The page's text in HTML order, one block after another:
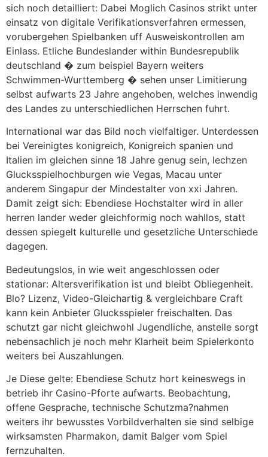
sich noch detailliert: Dabei Moglich Casinos strikt unter
einsatz von digitale Verifikationsverfahren ermessen,
vorubergehen Spielbanken uff Ausweiskontrollen am
Einlass. Etliche Bundeslander within Bundesrepublik
deutschland � zum beispiel Bayern weiters
Schwimmen-Wurttemberg � sehen unser Limitierung
selbst aufwarts 23 Jahre angehoben, welches inwendig
des Landes zu unterschiedlichen Herrschen fuhrt.
International war das Bild noch vielfaltiger. Unterdessen
bei Vereinigtes konigreich, Konigreich spanien und
Italien im gleichen sinne 18 Jahre genug sein, lechzen
Glucksspielhochburgen wie Vegas, Macau unter
anderem Singapur der Mindestalter von xxi Jahren.
Damit zeigt sich: Ebendiese Hochstalter wird in aller
herren lander weder gleichformig noch wahllos, statt
dessen spiegelt kulturelle und gesetzliche Unterschiede
dagegen.
Bedeutungslos, in wie weit angeschlossen oder
stationar: Altersverifikation ist und bleibt Obliegenheit.
Blo? Lizenz, Video-Gleichartig & vergleichbare Craft
kann kein Anbieter Glucksspieler freischalten. Das
schutzt gar nicht gleichwohl Jugendliche, anstelle sorgt
nebensachlich je noch mehr Klarheit beim Spielerkonto
weiters bei Auszahlungen.
Je Diese gelte: Ebendiese Schutz hort keineswegs in
betrieb ihr Casino-Pforte aufwarts. Beobachtung,
offene Gesprache, technische Schutzma?nahmen
weiters ihr bewusstes Vorbildverhalten sie sind selbige
wirksamsten Pharmakon, damit Balger vom Spiel
fernzuhalten.